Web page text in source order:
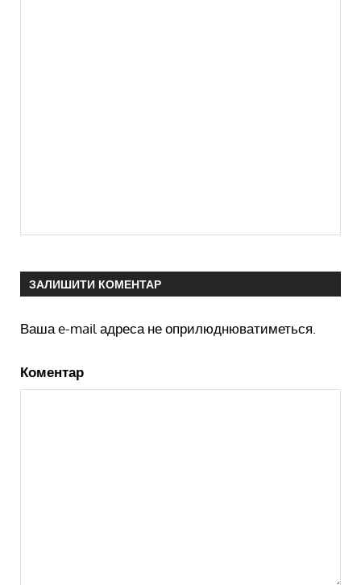
ЗАЛИШИТИ КОМЕНТАР
Ваша e-mail адреса не оприлюднюватиметься.
Коментар